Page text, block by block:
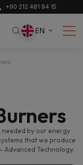
+90 212 481 94 15
EN
by our energy
that we produce
Advanced Technology.